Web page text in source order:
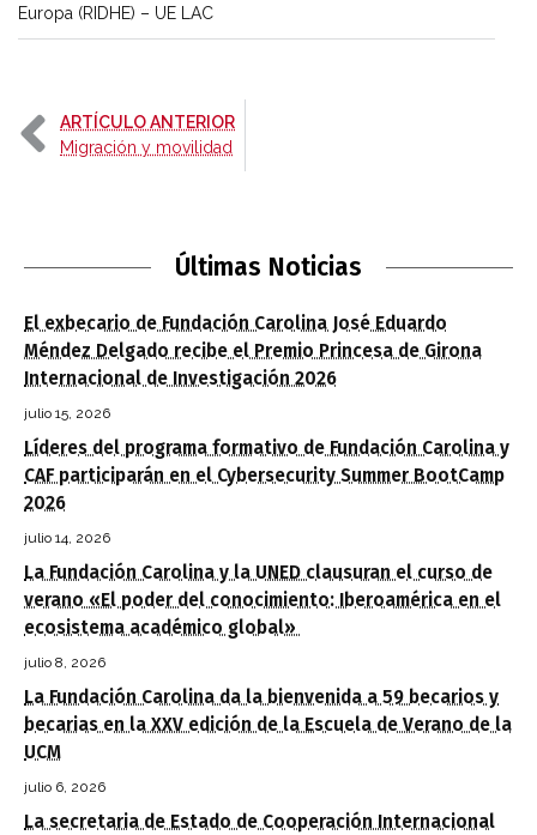
Europa (RIDHE) – UE LAC
ARTÍCULO ANTERIOR-
Migración y movilidad
Últimas Noticias
El exbecario de Fundación Carolina José Eduardo
Méndez Delgado recibe el Premio Princesa de Girona
Internacional de Investigación 2026
julio 15, 2026
Líderes del programa formativo de Fundación Carolina y
CAF participarán en el Cybersecurity Summer BootCamp
2026
julio 14, 2026
La Fundación Carolina y la UNED clausuran el curso de
verano «El poder del conocimiento: Iberoamérica en el
ecosistema académico global»
julio 8, 2026
La Fundación Carolina da la bienvenida a 59 becarios y
becarias en la XXV edición de la Escuela de Verano de la
UCM
julio 6, 2026
La secretaria de Estado de Cooperación Internacional